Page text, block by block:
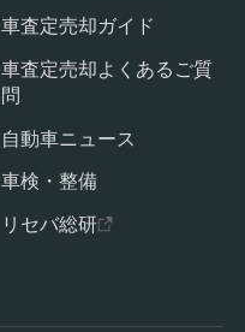
車査定売却ガイド
車査定売却よくあるご質
問
自動車ニュース
車検・整備
リセバ総研